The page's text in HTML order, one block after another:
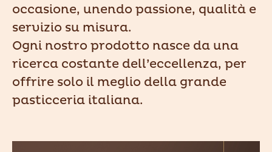
occasione, unendo passione, qualità e
servizio su misura.
Ogni nostro prodotto nasce da una
ricerca costante dell’eccellenza, per
offrire solo il meglio della grande
pasticceria italiana.